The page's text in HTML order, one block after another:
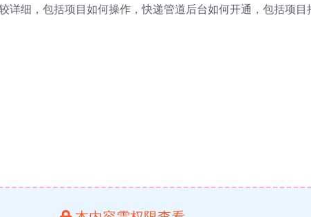
详细，包括项目如何操作，快递管道后台如何开通，包括项